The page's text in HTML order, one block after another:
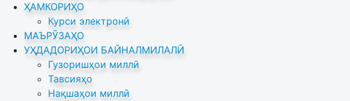
ҲАМКОРИҲО
Курси электронӣ
МАЪРӮЗАҲО
УҲДАДОРИҲОИ БАЙНАЛМИЛАЛӢ
Гузоришҳои миллӣ
Тавсияҳо
Нақшаҳои миллӣ